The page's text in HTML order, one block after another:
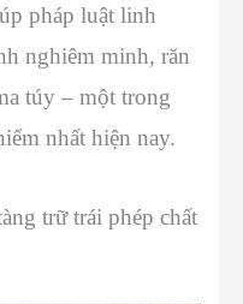
pháp luật linh
nghiêm minh, răn
túy – một trong
nhất hiện nay.
trữ trái phép chất